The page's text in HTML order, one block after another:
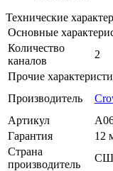
Технические
Основные
Количество
каналов
2
Прочие
Производитель
Артикул
Гарантия
12
Страна
производитель